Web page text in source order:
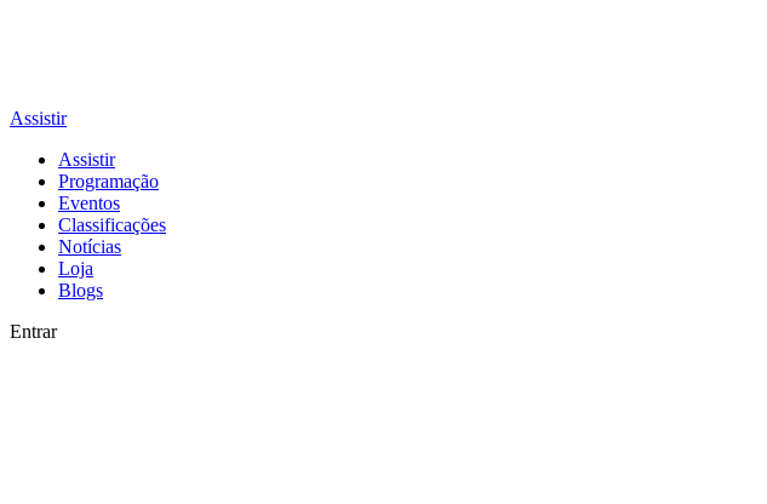
Assistir
Assistir
Programação
Eventos
Classificações
Notícias
Loja
Blogs
Entrar